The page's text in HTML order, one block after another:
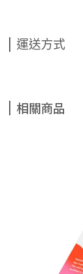
運送方式
相關商品